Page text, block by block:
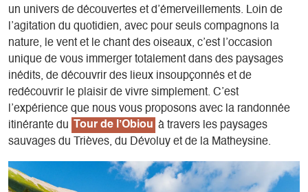
un univers de découvertes et d’émerveillements. Loin de
l’agitation du quotidien, avec pour seuls compagnons la
nature, le vent et le chant des oiseaux, c’est l’occasion
unique de vous immerger totalement dans des paysages
inédits, de découvrir des lieux insoupçonnés et de
redécouvrir le plaisir de vivre simplement. C’est
l’expérience que nous vous proposons avec la randonnée
itinérante du
Tour de l’Obiou à travers les paysages
sauvages du Trièves, du Dévoluy et de la Matheysine.